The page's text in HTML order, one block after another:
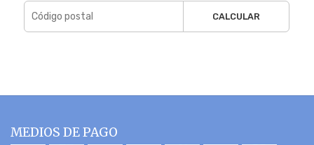
CALCULAR
MEDIOS DE PAGO